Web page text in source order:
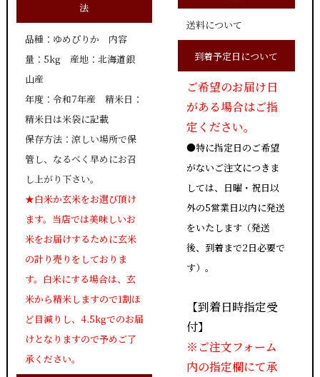
法
品種：ゆめぴりか 内容
量：5kg 産地：北海道銀
山産
年度：令和7年産 精米日：
精米日は米袋に記載
保存方法：涼しい場所で保
管し、なるべく早めにお召
し上がり下さい。
★白米か玄米をお選び頂け
ます。当店では美味しいお
米をお届けするために玄米
の計り売りをしておりま
す。白米にする場合は、玄
米から精米しますので1割ほ
ど目減りし、4.5kgでのお届
けとなりますので予めご了
承ください。
送料について
到着予定日について
ご希望のお届け日
がある場合はご指
定ください。
●特に指定日のご希望
がないご注文につきま
しては、日曜・祝日以
外の5営業日以内に発送
をいたします（発送
後、到着まで2日必要で
す）。
【到着日時指定受
付】
※ご注文フォーム
内の指定欄にて承